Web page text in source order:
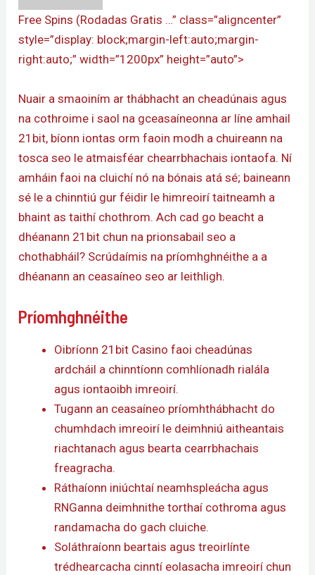
Free Spins (Rodadas Gratis …” class=”aligncenter”
style=”display: block;margin-left:auto;margin-
right:auto;” width=”1200px” height=”auto”>
Nuair a smaoiním ar thábhacht an cheadúnais agus
na cothroime i saol na gceasaíneonna ar líne amhail
21bit, bíonn iontas orm faoin modh a chuireann na
tosca seo le atmaisféar chearrbhachais iontaofa. Ní
amháin faoi na cluichí nó na bónais atá sé; baineann
sé le a chinntiú gur féidir le himreoirí taitneamh a
bhaint as taithí chothrom. Ach cad go beacht a
dhéanann 21bit chun na prionsabail seo a
chothabháil? Scrúdaímis na príomhghnéithe a a
dhéanann an ceasaíneo seo ar leithligh.
Príomhghnéithe
Oibríonn 21bit Casino faoi cheadúnas
ardcháil a chinntíonn comhlíonadh rialála
agus iontaoibh imreoirí.
Tugann an ceasaíneo príomhthábhacht do
chumhdach imreoirí le deimhniú aitheantais
riachtanach agus bearta cearrbhachais
freagracha.
Ráthaíonn iniúchtaí neamhspleácha agus
RNGanna deimhnithe torthaí cothroma agus
randamacha do gach cluiche.
Soláthraíonn beartais agus treoirlínte
trédhearcacha cinntí eolasacha imreoirí chun